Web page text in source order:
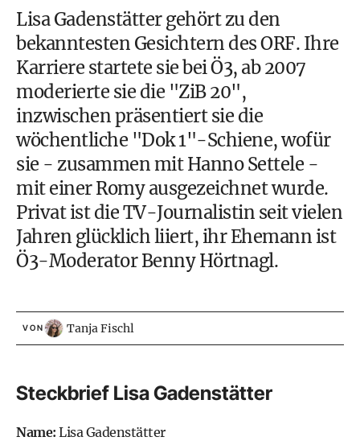
Lisa Gadenstätter gehört zu den
bekanntesten Gesichtern des ORF. Ihre
Karriere startete sie bei Ö3, ab 2007
moderierte sie die "ZiB 20",
inzwischen präsentiert sie die
wöchentliche "Dok 1"-Schiene, wofür
sie - zusammen mit Hanno Settele -
mit einer Romy ausgezeichnet wurde.
Privat ist die TV-Journalistin seit vielen
Jahren glücklich liiert, ihr Ehemann ist
Ö3-Moderator Benny Hörtnagl.
VON Tanja Fischl
Steckbrief Lisa Gadenstätter
Name: Lisa Gadenstätter